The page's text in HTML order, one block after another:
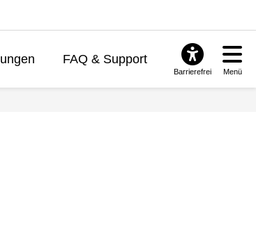
FAQ & Support
Barrierefrei Menü